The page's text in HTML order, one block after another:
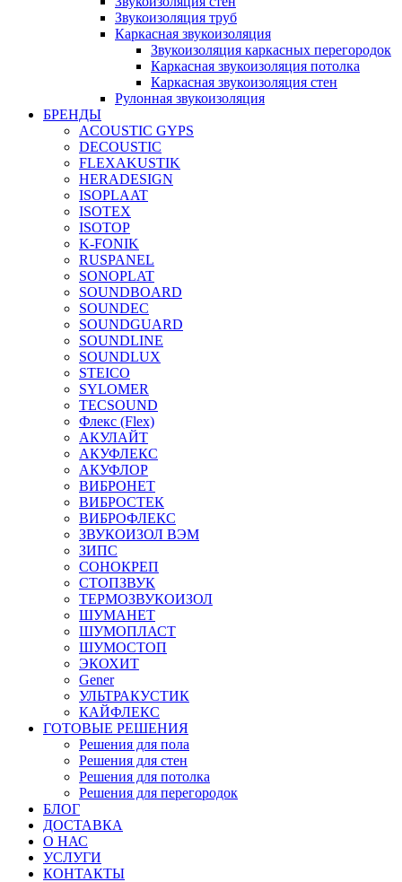
Звукоизоляция труб
Каркасная звукоизоляция
Звукоизоляция каркасных перегородок
Каркасная звукоизоляция потолка
Каркасная звукоизоляция стен
Рулонная звукоизоляция
БРЕНДЫ
ACOUSTIC GYPS
DECOUSTIC
FLEXAKUSTIK
HERADESIGN
ISOPLAAT
ISOTEX
ISOTOP
K-FONIK
RUSPANEL
SONOPLAT
SOUNDBOARD
SOUNDEC
SOUNDGUARD
SOUNDLINE
SOUNDLUX
STEICO
SYLOMER
TECSOUND
Флекс (Flex)
АКУЛАЙТ
АКУФЛЕКС
АКУФЛОР
ВИБРОНЕТ
ВИБРОСТЕК
ВИБРОФЛЕКС
ЗВУКОИЗОЛ ВЭМ
ЗИПС
СОНОКРЕП
СТОПЗВУК
ТЕРМОЗВУКОИЗОЛ
ШУМАНЕТ
ШУМОПЛАСТ
ШУМОСТОП
ЭКОХИТ
Gener
УЛЬТРАКУСТИК
КАЙФЛЕКС
ГОТОВЫЕ РЕШЕНИЯ
Решения для пола
Решения для стен
Решения для потолка
Решения для перегородок
БЛОГ
ДОСТАВКА
О НАС
УСЛУГИ
КОНТАКТЫ